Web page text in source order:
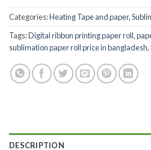
Categories:Heating Tape and paper,
Tags:Digital ribbon printing paper roll,
sublimation paper roll price in bangladesh,
DESCRIPTION